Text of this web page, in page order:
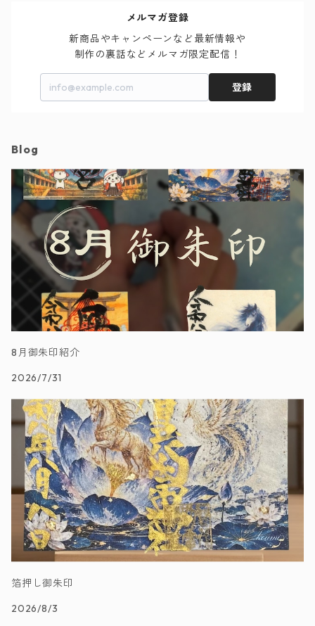
メルマガ登録
新商品やキャンペーンなど最新情報や
制作の裏話などメルマガ限定配信！
登録
Blog
8月御朱印紹介
2026/7/31
箔押し御朱印
2026/8/3